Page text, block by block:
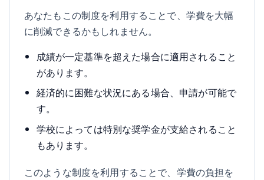
あなたもこの制度を利用することで、学費を大幅
に削減できるかもしれません。
成績が一定基準を超えた場合に適用されること
があります。
経済的に困難な状況にある場合、申請が可能で
す。
学校によっては特別な奨学金が支給されること
もあります。
このような制度を利用することで、学費の負担を